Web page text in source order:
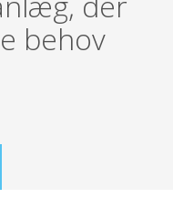
behov